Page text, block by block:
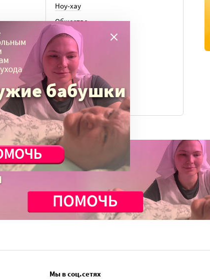
Ноу-хау
Общество
Отдых
Семья
События
ВСЕ СТАТЬИ
Мы в соц.сетях